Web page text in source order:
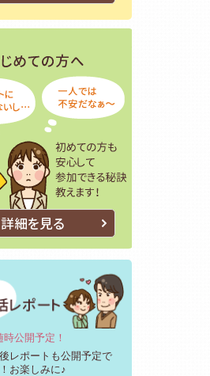
はじめての方
詳細を見る
公開予定！
レポートも公開予定で
お楽しみに♪